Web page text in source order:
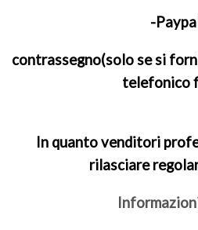
-
contrassegno(solo se si
telefonico
In quanto venditori
rilasciare